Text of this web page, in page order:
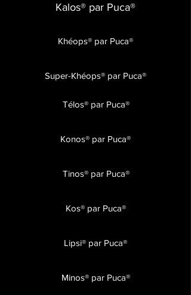
Kalos® par Puca®
Khéops® par Puca®
Super-Khéops® par Puca®
Télos® par Puca®
Konos® par Puca®
Tinos® par Puca®
Kos® par Puca®
Lipsi® par Puca®
Minos® par Puca®